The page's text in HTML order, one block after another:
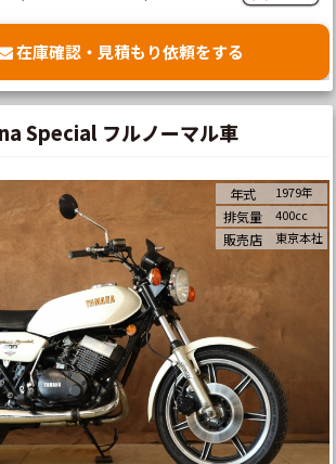
在庫確認・見積もり依頼をする
Special フルノーマル車
年式 1979年
排気量 400cc
販売店 東京本社